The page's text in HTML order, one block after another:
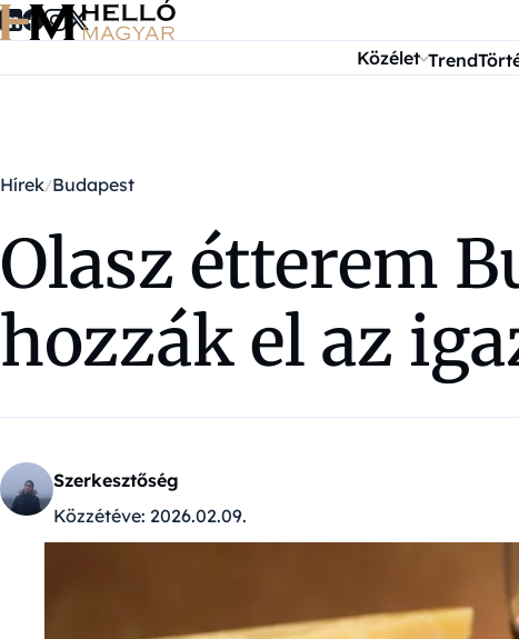
Ugrás a tartalomra
Közélet Trend
Hírek Budapest
Olasz étterem
hozzák el az
Szerkesztőség
Közzétéve: 2026.02.09.